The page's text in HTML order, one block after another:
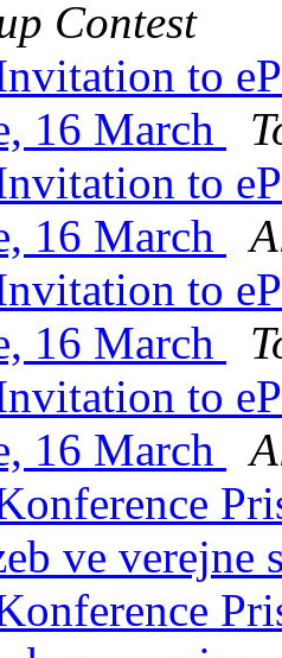
Contest
to
16 March
to
16 March
to
16 March
to
16 March
ve verejne